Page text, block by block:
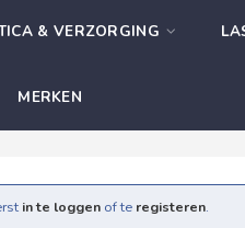
& VERZORGING
MERKEN
in te loggen of te registeren.